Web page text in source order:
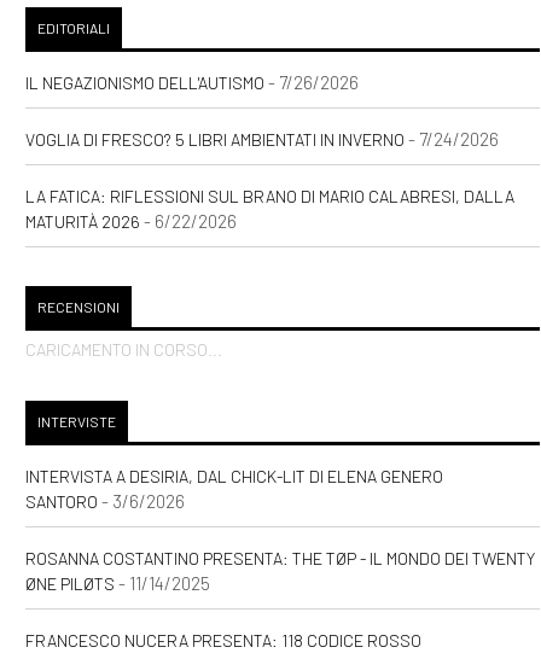
pagina 69
Maggio 2021
Tinazzi: pagina 69
Sara Rattaro: pagina 69
[24]Zucchero filato, di
Valentina Pelliccia: pagina 69
Settembre 2020
[03] Storie delle Terre Unite.
EDITORIALI
IL NEGAZIONISMO DELL'AUTISMO - 7/26/2026
VOGLIA DI FRESCO? 5 LIBRI AMBIENTATI IN INVERNO - 7/24/2026
LA FATICA: RIFLESSIONI SUL BRANO DI MARIO CALABRESI, DALLA
MATURITÀ 2026 - 6/22/2026
RECENSIONI
CARICAMENTO IN CORSO...
INTERVISTE
INTERVISTA A DESIRIA, DAL CHICK-LIT DI ELENA GENERO
SANTORO - 3/6/2026
ROSANNA COSTANTINO PRESENTA: THE TØP - IL MONDO DEI TWENTY
ØNE PILØTS - 11/14/2025
FRANCESCO NUCERA PRESENTA: 118 CODICE ROSSO